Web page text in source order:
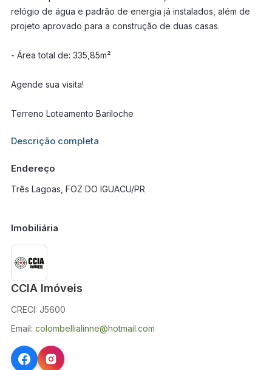
relógio de água e padrão de energia já instalados, além de
projeto aprovado para a construção de duas casas.
- Área total de: 335,85m²
Agende sua visita!
Terreno Loteamento Bariloche
Informações adicionais sobre este imóvel estarão disponíveis
Descrição completa
Endereço
Três Lagoas, FOZ DO IGUACU/PR
Imobiliária
CCIA Imóveis
CRECI: J5600
Email: colombellialinne@hotmail.com